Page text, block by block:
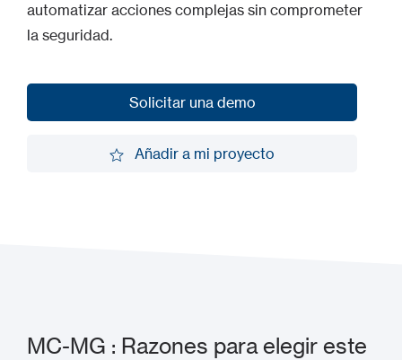
automatizar acciones complejas sin comprometer
la seguridad.
Solicitar una demo
Añadir a mi proyecto
MC-MG : Razones para elegir este